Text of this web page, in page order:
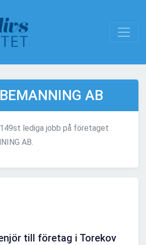
AB
lediga jobb på företaget
AB.
till företag i Torekov